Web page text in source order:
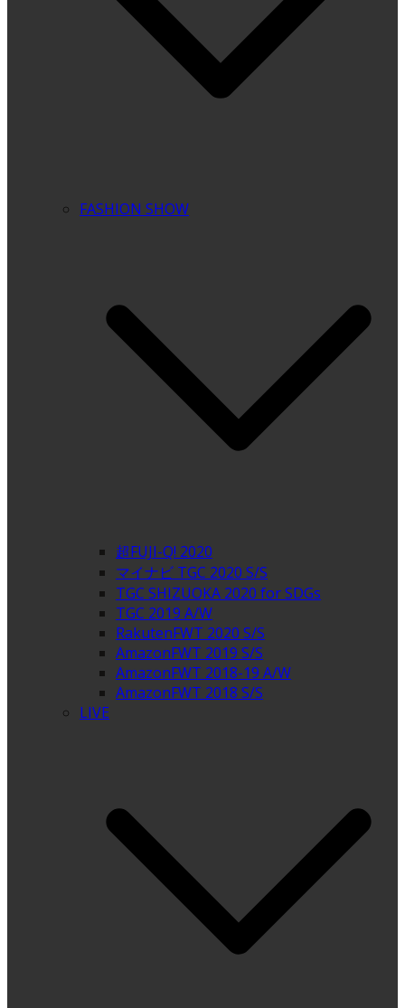
FASHION SHOW
超FUJI-Q! 2020
マイナビ TGC 2020 S/S
TGC SHIZUOKA 2020 for SDGs
TGC 2019 A/W
RakutenFWT 2020 S/S
AmazonFWT 2019 S/S
AmazonFWT 2018-19 A/W
AmazonFWT 2018 S/S
LIVE